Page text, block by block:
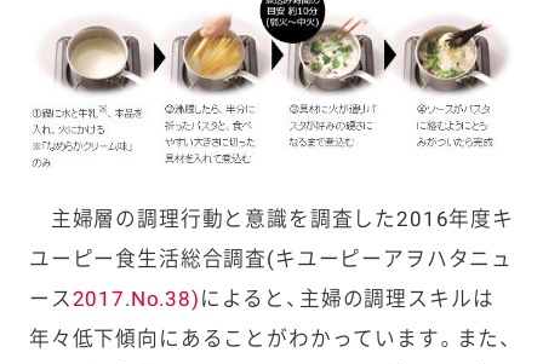
主婦層の調理行動と意識を調査した2016年度キ
ユーピー食生活総合調査(キユーピーアヲハタニュ
ース 2017.No.38) によると、主婦の調理スキルは
年々低下傾向にあることがわかっています。また、